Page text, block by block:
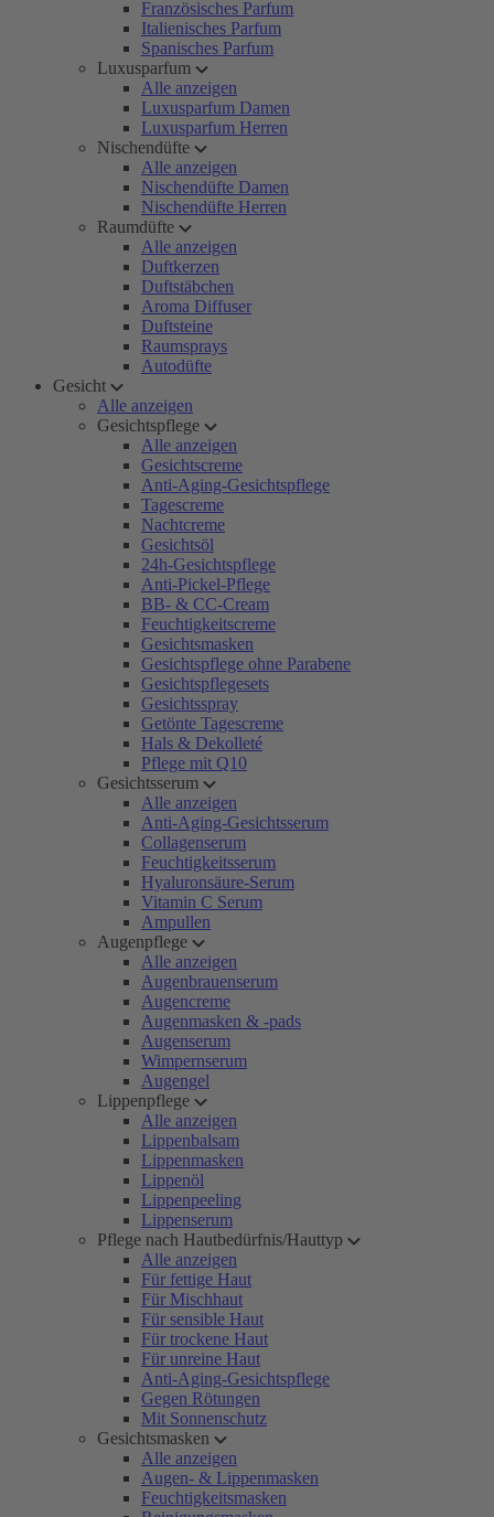
Französisches Parfum
Italienisches Parfum
Spanisches Parfum
Luxusparfum
Alle anzeigen
Luxusparfum Damen
Luxusparfum Herren
Nischendüfte
Alle anzeigen
Nischendüfte Damen
Nischendüfte Herren
Raumdüfte
Alle anzeigen
Duftkerzen
Duftstäbchen
Aroma Diffuser
Duftsteine
Raumsprays
Autodüfte
Gesicht
Alle anzeigen
Gesichtspflege
Alle anzeigen
Gesichtscreme
Anti-Aging-Gesichtspflege
Tagescreme
Nachtcreme
Gesichtsöl
24h-Gesichtspflege
Anti-Pickel-Pflege
BB- & CC-Cream
Feuchtigkeitscreme
Gesichtsmasken
Gesichtspflege ohne Parabene
Gesichtspflegesets
Gesichtsspray
Getönte Tagescreme
Hals & Dekolleté
Pflege mit Q10
Gesichtsserum
Alle anzeigen
Anti-Aging-Gesichtsserum
Collagenserum
Feuchtigkeitsserum
Hyaluronsäure-Serum
Vitamin C Serum
Ampullen
Augenpflege
Alle anzeigen
Augenbrauenserum
Augencreme
Augenmasken & -pads
Augenserum
Wimpernserum
Augengel
Lippenpflege
Alle anzeigen
Lippenbalsam
Lippenmasken
Lippenöl
Lippenpeeling
Lippenserum
Pflege nach Hautbedürfnis/Hauttyp
Alle anzeigen
Für fettige Haut
Für Mischhaut
Für sensible Haut
Für trockene Haut
Für unreine Haut
Anti-Aging-Gesichtspflege
Gegen Rötungen
Mit Sonnenschutz
Gesichtsmasken
Alle anzeigen
Augen- & Lippenmasken
Feuchtigkeitsmasken